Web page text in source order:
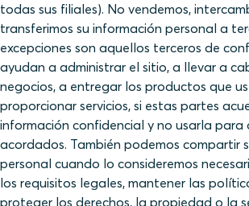
todas sus filiales). No vendemos,
transferimos su información personal a
excepciones son aquellos terceros de
ayudan a administrar el sitio, a llevar a
negocios, a entregar los productos que
proporcionar servicios, si estas partes
información confidencial y no usarla para
acordados. También podemos compartir
personal cuando lo consideremos
los requisitos legales, mantener las
proteger los derechos, la propiedad o la